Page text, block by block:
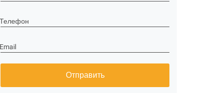
Телефон
Email
Отправить